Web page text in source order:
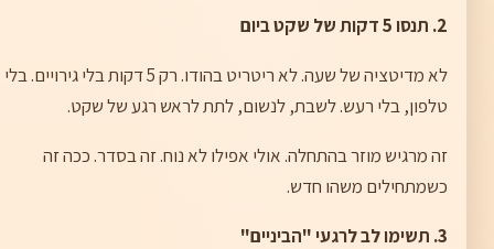
2. תנסו 5 דקות של שקט ביום
לא מדיטציה של שעה. לא ריטריט בהודו. רק 5 דקות בלי גירויים. בלי
טלפון, בלי רעש. לשבת, לנשום, לתת לראש רגע של שקט.
זה מרגיש מוזר בהתחלה. אולי אפילו לא נוח. זה בסדר. ככה זה
כשמתחילים משהו חדש.
3. תשימו לב לרגעי "הביניים"